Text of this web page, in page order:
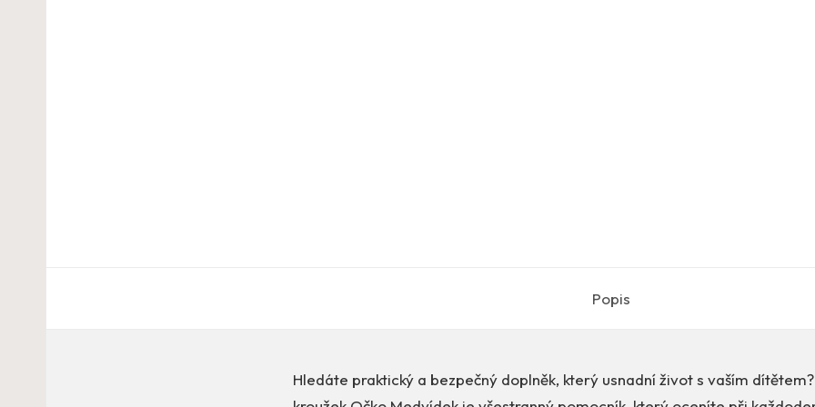
Popis
Hledáte praktický a bezpečný doplněk, který usnadní život s vaším